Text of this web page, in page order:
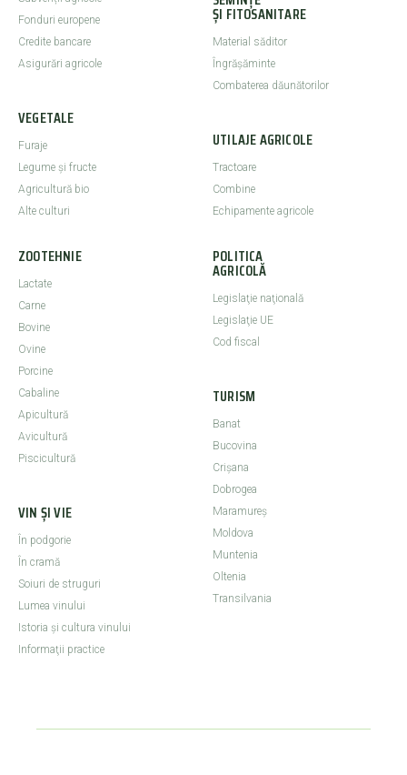
Fonduri europene
Credite bancare
Asigurări agricole
VEGETALE
Furaje
Legume şi fructe
Agricultură bio
Alte culturi
ȘI FITOSANITARE
Material săditor
Îngrășăminte
Combaterea dăunătorilor
UTILAJE AGRICOLE
Tractoare
Combine
Echipamente agricole
ZOOTEHNIE
Lactate
Carne
Bovine
Ovine
Porcine
Cabaline
Apicultură
Avicultură
Piscicultură
VIN ȘI VIE
În podgorie
În cramă
Soiuri de struguri
Lumea vinului
Istoria şi cultura vinului
Informaţii practice
POLITICA
AGRICOLĂ
Legislaţie naţională
Legislaţie UE
Cod fiscal
TURISM
Banat
Bucovina
Crişana
Dobrogea
Maramureş
Moldova
Muntenia
Oltenia
Transilvania